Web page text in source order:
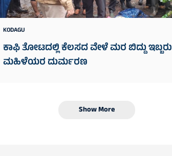
KODAGU
ಕಾಫಿ ತೋಟದಲ್ಲಿ ಕೆಲಸದ ವೇಳೆ ಮರ ಬಿದ್ದು ಇಬ್ಬರು
ಮಹಿಳೆಯರ ದುರ್ಮರಣ
Show More